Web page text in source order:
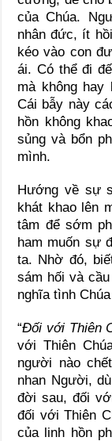
của Chúa.
nhân đức, ít
kéo vào con
ái. Có thể đi
mà không hay
Cái bẫy này
hồn không
sủng và bổn
mình.
Hướng về sự
khát khao lên
tâm để sớm
ham muốn sự
ta. Nhờ đó,
sám hối và
nghĩa tình
“Đối với Thiên
với Thiên
người nào
nhan Người,
đời sau, đối
đối với Thiên
của linh hồn